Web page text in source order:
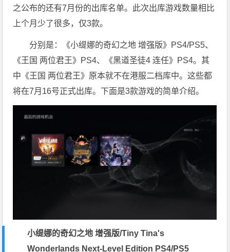
之公布的还有7月份的出库名单。此次出库游戏数量相比
上个月少了很多，仅3款。
分别是：《小缇娜的奇幻之地 增强版》PS4/PS5、
《王国 两位君王》PS4、《黑道圣徒4 连任》PS4。其
中《王国 两位君王》原本就不在港服二档库中。这些都
将在7月16号正式出库。下面是3款游戏的简单介绍。
小缇娜的奇幻之地 增强版/Tiny Tina's
Wonderlands Next-Level Edition PS4/PS5